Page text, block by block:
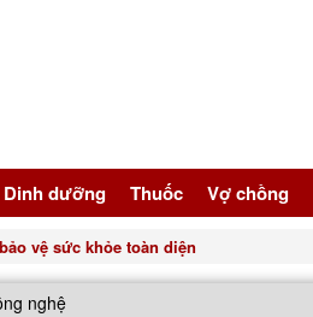
Dinh dưỡng Thuốc Vợ chồng
vệ sức khỏe toàn diện
nghệ